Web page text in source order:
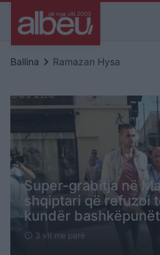
Ballina keyboard_arrow_right Ramazan Hysa
Super-grabitja në
shqiptari që refuzoi
kundër
schedule 3 vit me parë